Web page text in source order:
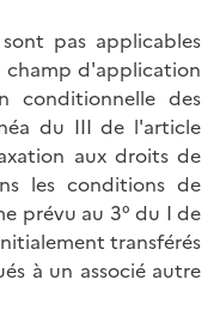
pas applicables
champ d'application
des
du III de l'article
aux droits de
les conditions de
prévu au 3° du I de
transférés
à un associé autre